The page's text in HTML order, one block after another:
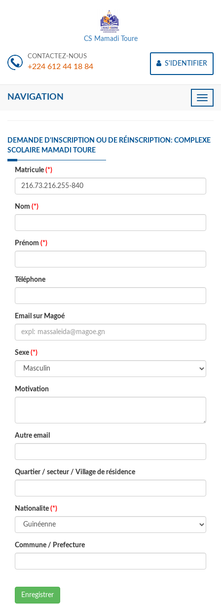
CS Mamadi Toure
CONTACTEZ-NOUS
+224 612 44 18 84 S'IDENTIFIER
Toggle
NAVIGATION
DEMANDE D'INSCRIPTION OU DE RÉINSCRIPTION: COMPLEXE
SCOLAIRE MAMADI TOURE
Matricule (*)
Nom (*)
Prénom (*)
Téléphone
Email sur Magoé
Sexe (*)
Motivation
Autre email
Quartier / secteur / Village de résidence
Nationalite (*)
Commune / Prefecture
Enregistrer